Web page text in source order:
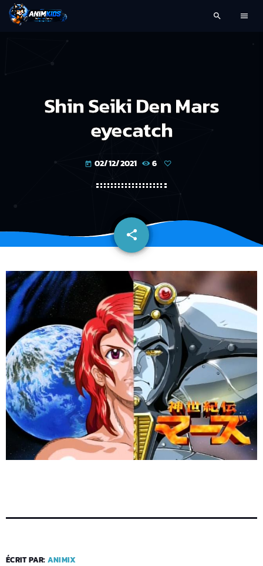
search menu
Shin Seiki Den Mars
eyecatch
today 02/12/2021 6
share
email
ÉCRIT PAR: ANIMIX